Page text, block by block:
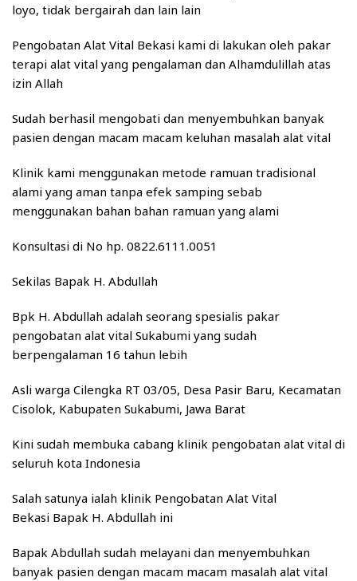
loyo, tidak bergairah dan lain lain
Pengobatan Alat Vital Bekasi kami di lakukan oleh pakar
terapi alat vital yang pengalaman dan Alhamdulillah atas
izin Allah
Sudah berhasil mengobati dan menyembuhkan banyak
pasien dengan macam macam keluhan masalah alat vital
Klinik kami menggunakan metode ramuan tradisional
alami yang aman tanpa efek samping sebab
menggunakan bahan bahan ramuan yang alami
Konsultasi di No hp. 0822.6111.0051
Sekilas Bapak H. Abdullah
Bpk H. Abdullah adalah seorang spesialis pakar
pengobatan alat vital Sukabumi yang sudah
berpengalaman 16 tahun lebih
Asli warga Cilengka RT 03/05, Desa Pasir Baru, Kecamatan
Cisolok, Kabupaten Sukabumi, Jawa Barat
Kini sudah membuka cabang klinik pengobatan alat vital di
seluruh kota Indonesia
Salah satunya ialah klinik Pengobatan Alat Vital
Bekasi Bapak H. Abdullah ini
Bapak Abdullah sudah melayani dan menyembuhkan
banyak pasien dengan macam macam masalah alat vital